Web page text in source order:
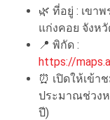
🌿 ที่อยู่ : เขา
แก่งคอย จังห
📍 พิกัด :
https://
⏰ เปิดให้เข้า
ประมาณช่วง
ปี)